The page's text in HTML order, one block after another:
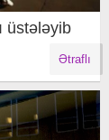
üstələyib
Ətraflı